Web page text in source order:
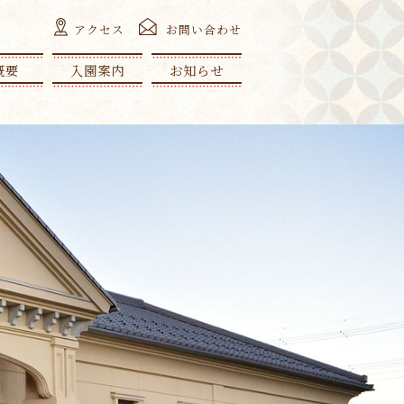
アクセス お問い合わせ
要 入園案内 お知らせ